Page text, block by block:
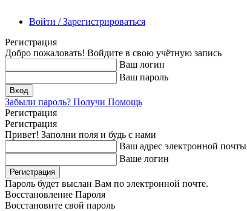
Войти / Зарегистрироваться
Регистрация
Добро пожаловать! Войдите в свою учётную запись
Ваш логин
Ваш пароль
Забыли пароль? Получи Помощь
Регистрация
Регистрация
Привет! Заполни поля и будь с нами
Ваш адрес электронной почты
Ваше логин
Пароль будет выслан Вам по электронной почте.
Восстановление Пароля
Восстановите свой пароль